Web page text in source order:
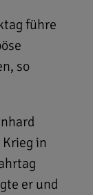
führe
so
in
er und